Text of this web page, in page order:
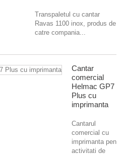
Transpaletul cu cantar
Ravas 1100 inox, produs de
catre compania...
Cantar
comercial
Helmac GP7
Plus cu
imprimanta
Cantarul
comercial cu
imprimanta pentru
activitati de